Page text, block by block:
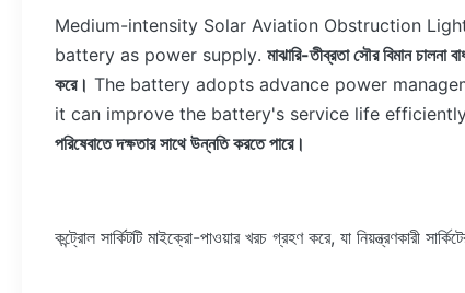
Medium-intensity Solar Aviation Obstruction
battery as power supply. মাঝারি-তীব্রতা সৌর বিমান চালনা
করে। The battery adopts advance power
it can improve the battery's service life
পরিষেবাতে দক্ষতার সাথে উন্নতি করতে পারে।
কন্ট্রোল সার্কিটটি মাইক্রো-পাওয়ার খরচ গ্রহণ করে, যা নিয়ন্ত্রণকারী